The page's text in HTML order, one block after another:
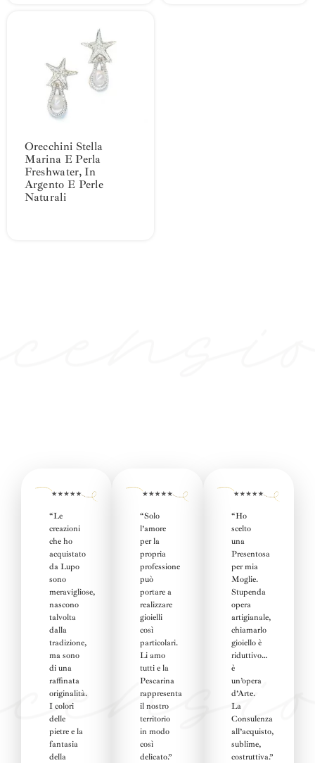
Orecchini Stella
Marina E Perla
Freshwater, In
Argento E Perle
Naturali
“Le
creazioni
che ho
acquistato
da Lupo
sono
meravigliose,
nascono
talvolta
dalla
tradizione,
ma sono
di una
raffinata
originalità.
I colori
delle
pietre e la
fantasia
della
“Solo
l’amore
per la
propria
professione
può
portare a
realizzare
gioielli
così
particolari.
Li amo
tutti e la
Pescarina
rappresenta
il nostro
territorio
in modo
così
delicato.”
“Ho
scelto
una
Presentosa
per mia
Moglie.
Stupenda
opera
artigianale,
chiamarlo
gioiello è
riduttivo…
è
un’opera
d’Arte.
La
Consulenza
all’acquisto,
sublime,
costruttiva.”